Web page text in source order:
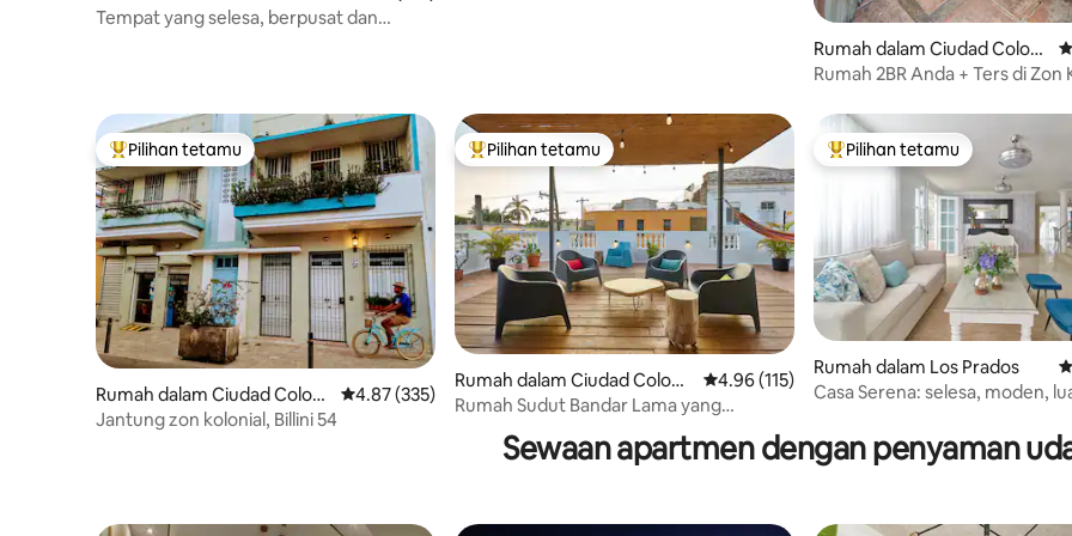
o
Tempat yang selesa, berpusat dan
Rumah dalam Ciudad Coloni
al
Rumah 2BR Anda + Ters di Zon
Pilihan utama tetamu
Pilihan tetamu
Rumah dalam Ciudad Coloni
al
Penarafan purata 4.87 daripada 5, 335 ulasan
4.87 (335)
Jantung zon kolonial, Billini 54
Pilihan utama tetamu
Pilihan tetamu
Rumah dalam Ciudad Coloni
al
Penarafan purata 4.96 daripada 5, 115 ulasan
4.96 (115)
Rumah Sudut Bandar Lama yang
Pilihan utama tetamu
Pilihan tetamu
Rumah dalam Los Prados
Casa Serena: selesa, moden,
Sewaan apartmen dengan penyaman